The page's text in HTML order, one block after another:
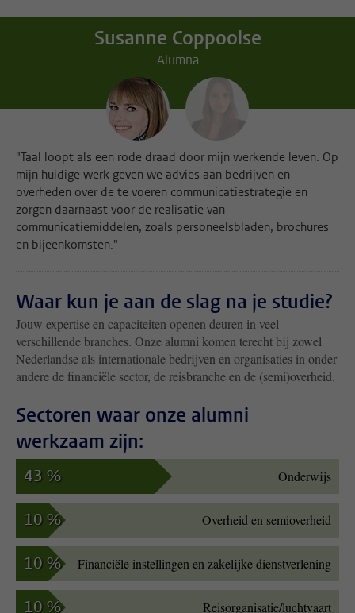
Susanne Coppoolse
Alumna
"Taal loopt als een rode draad door mijn werkende leven. Op
mijn huidige werk geven we advies aan bedrijven en
overheden over de te voeren communicatiestrategie en
zorgen daarnaast voor de realisatie van
communicatiemiddelen, zoals personeelsbladen, brochures
en bijeenkomsten."
Waar kun je aan de slag na je studie?
Jouw expertise en capaciteiten openen deuren in veel
verschillende branches. Onze alumni komen terecht bij zowel
Nederlandse als internationale bedrijven en organisaties in onder
andere de financiële sector, de reisbrancheen de (semi)overheid.
Sectoren waar onze alumni
werkzaam zijn:
43 % Onderwijs
10 % Overheid en semioverheid
10 % Financiële instellingen en zakelijke dienstverlening
10 % Reisorganisatie/luchtvaart